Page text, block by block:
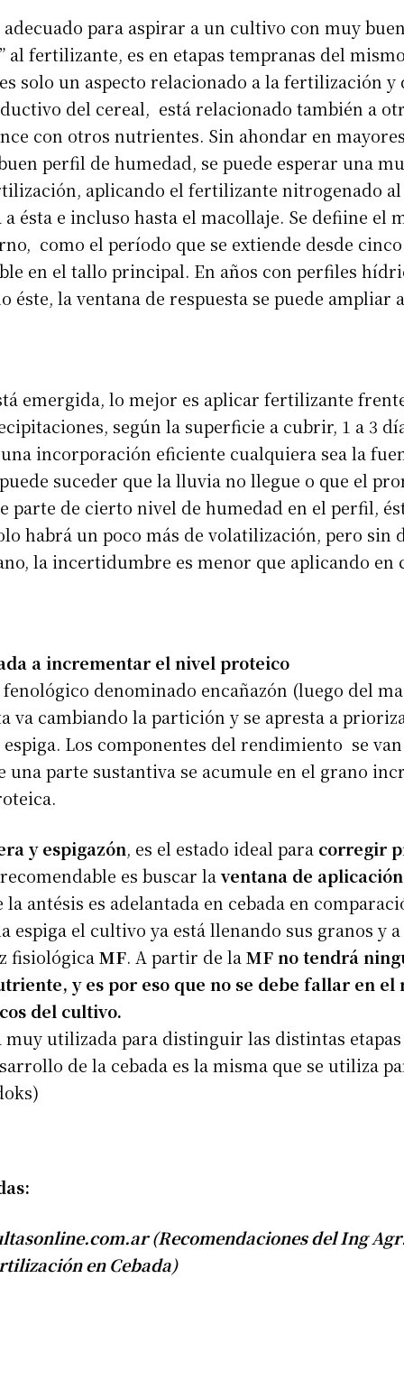
para aspirar a un cultivo con muy
al fertilizante, es en etapas tempranas del
solo un aspecto relacionado a la fertilización y
del cereal, está relacionado también a
con otros nutrientes. Sin ahondar en
perfil de humedad, se puede esperar una
aplicando el fertilizante nitrogenado
ésta e incluso hasta el macollaje. Se defiine el
como el período que se extiende desde
en el tallo principal. En años con perfiles
éste, la ventana de respuesta se puede ampliar
emergida, lo mejor es aplicar fertilizante
según la superficie a cubrir, 1 a 3
incorporación eficiente cualquiera sea la
suceder que la lluvia no llegue o que el
parte de cierto nivel de humedad en el perfil,
habrá un poco más de volatilización, pero sin
la incertidumbre es menor que aplicando en
a incrementar el nivel proteico
denominado encañazón (luego del
va cambiando la partición y se apresta a
Los componentes del rendimiento se
una parte sustantiva se acumule en el grano
y espigazón, es el estado ideal para corregir
es buscar la ventana de aplicación
la antésis es adelantada en cebada en
espiga el cultivo ya está llenando sus granos y a
fisiológica MF. A partir de la MF no tendrá
y es por eso que no se debe fallar en el
del cultivo.
utilizada para distinguir las distintas etapas
de la cebada es la misma que se utiliza
(Recomendaciones del Ing
en Cebada)